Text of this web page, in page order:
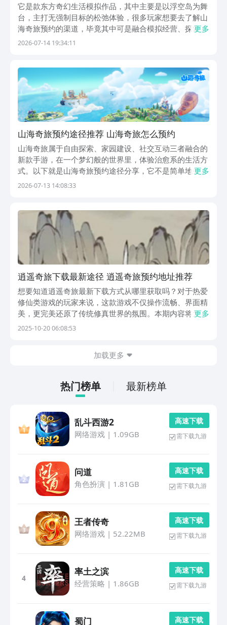
它是款东方奇幻生活模拟作品，其中主要是以浮空岛为舞
台，主打无强制目标的松弛体验，很多玩家想要去了解山
海奇旅预约的渠道，毕竟其中可是融合模拟经营、探索建
造与多人社交等多元玩法，想要去快速进入体验，小编的
有...
更多
2026-07-14 19:34:11
山海奇旅预约途径推荐 山海奇旅怎么预约
山海奇旅属于自由探索、家园建设、社交互动三者融合的
新款手游，在一个梦幻般的世界里，体验治愈系的生活方
式。以下就是山海奇旅预约途径分享，它不是简单地去进
行冒险，而是一个创造交流过程的奇妙旅程。由于游戏不
预...
更多
2026-07-13 14:08:33
逍遥奇旅下载最新途径 逍遥奇旅预约地址推荐
想要知道逍遥奇旅最新下载方式从哪里获取吗？对于热爱
修仙类游戏的玩家来说，这款游戏不仅操作流畅、界面精
美，更完美还原了传统修真世界的氛围。本期内容将为各
位带来详细的下载指引，帮助大家第一时间掌握游戏动
更多
2025-10-20 06:08:53
加载更多
热门榜单 最新榜单
乱斗西游2
网络游戏| 1.09GB
高 速 下 载
需下载九游
问道
角色扮演 | 1.81GB
高 速 下 载
需下载九游
王者传奇
网络游戏| 52.22MB
高 速 下 载
需下载九游
4
率土之滨
经营策略 | 1.86GB
高 速 下 载
需下载九游
蜀门 高 速 下 载